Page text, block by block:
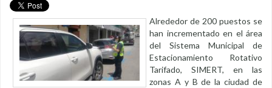
Alrededor de 200 puestos se
han incrementado en el área
del Sistema Municipal de
Estacionamiento Rotativo
Tarifado, SIMERT, en las
zonas A y B de la ciudad de